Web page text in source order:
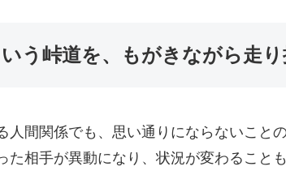
う峠道を、もがきながら走り
人間関係でも、思い通りにならないこと
た相手が異動になり、状況が変わること